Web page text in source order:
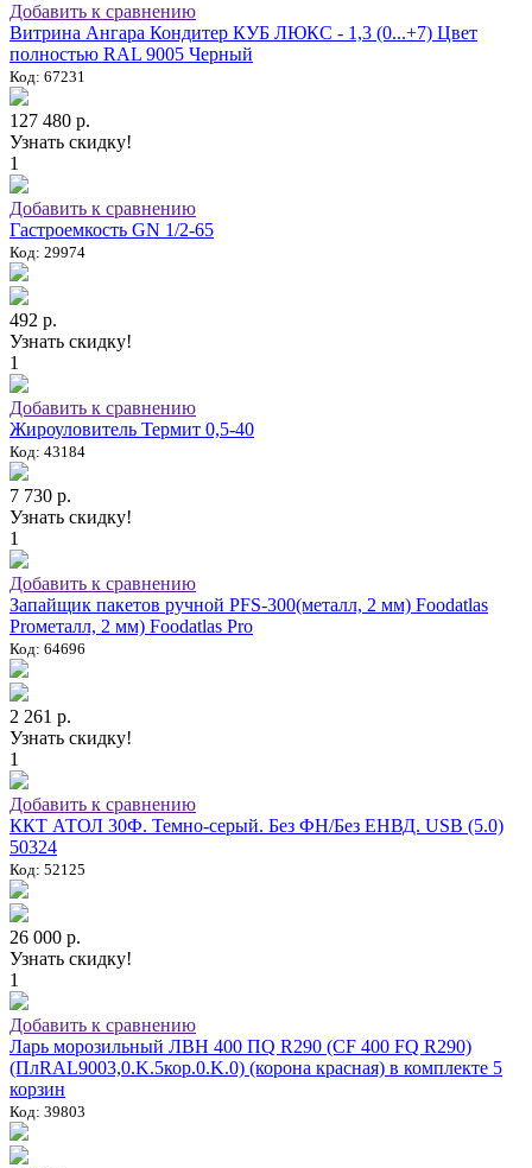
Добавить к сравнению
Витрина Ангара Кондитер КУБ ЛЮКС - 1,3 (0...+7) Цвет
полностью RAL 9005 Черный
Код: 67231
127 480 р.
Узнать скидку!
1
Добавить к сравнению
Гастроемкость GN 1/2-65
Код: 29974
492 р.
Узнать скидку!
1
Добавить к сравнению
Жироуловитель Термит 0,5-40
Код: 43184
7 730 р.
Узнать скидку!
1
Добавить к сравнению
Запайщик пакетов ручной PFS-300(металл, 2 мм) Foodatlas
Proметалл, 2 мм) Foodatlas Pro
Код: 64696
2 261 р.
Узнать скидку!
1
Добавить к сравнению
ККТ АТОЛ 30Ф. Темно-серый. Без ФН/Без ЕНВД. USB (5.0)
50324
Код: 52125
26 000 р.
Узнать скидку!
1
Добавить к сравнению
Ларь морозильный ЛВН 400 ПQ R290 (СF 400 FQ R290)
(ПлRAL9003,0.K.5кор.0.K.0) (корона красная) в комплекте 5
корзин
Код: 39803